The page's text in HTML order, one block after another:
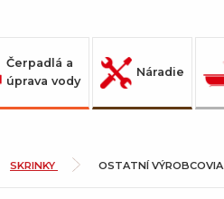
Čerpadlá a
úprava vody
Náradie
SKRINKY OSTATNÍ VÝROBCOVIA